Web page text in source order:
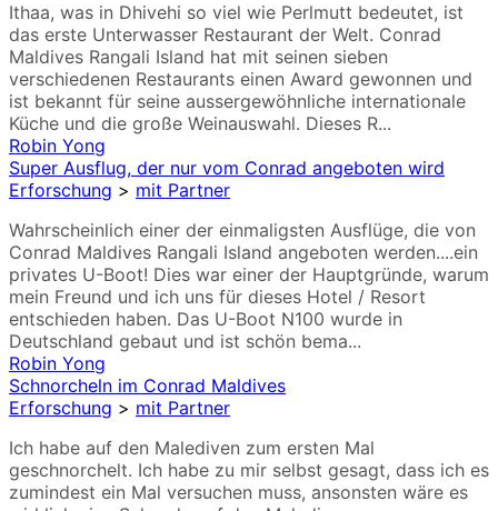
Ithaa, was in Dhivehi so viel wie Perlmutt bedeutet, ist
das erste Unterwasser Restaurant der Welt. Conrad
Maldives Rangali Island hat mit seinen sieben
verschiedenen Restaurants einen Award gewonnen und
ist bekannt für seine aussergewöhnliche internationale
Küche und die große Weinauswahl. Dieses R...
Robin Yong
Super Ausflug, der nur vom Conrad angeboten wird
Erforschung > mit Partner
Wahrscheinlich einer der einmaligsten Ausflüge, die von
Conrad Maldives Rangali Island angeboten werden....ein
privates U-Boot! Dies war einer der Hauptgründe, warum
mein Freund und ich uns für dieses Hotel / Resort
entschieden haben. Das U-Boot N100 wurde in
Deutschland gebaut und ist schön bema...
Robin Yong
Schnorcheln im Conrad Maldives
Erforschung > mit Partner
Ich habe auf den Malediven zum ersten Mal
geschnorchelt. Ich habe zu mir selbst gesagt, dass ich es
zumindest ein Mal versuchen muss, ansonsten wäre es